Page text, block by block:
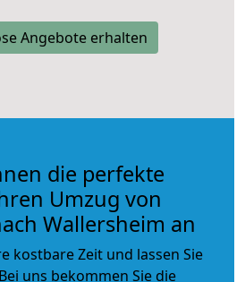
Angebote erhalten
die perfekte
Umzug von
Wallersheim an
kostbare Zeit und lassen Sie
uns bekommen Sie die